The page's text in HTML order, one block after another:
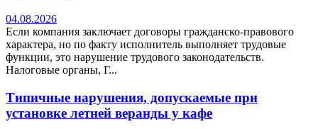
04.08.2026
Если компания заключает договоры гражданско-правового
характера, но по факту исполнитель выполняет трудовые
функции, это нарушение трудового законодательств.
Налоговые органы, Г...
Типичные нарушения, допускаемые при
установке летней веранды у кафе